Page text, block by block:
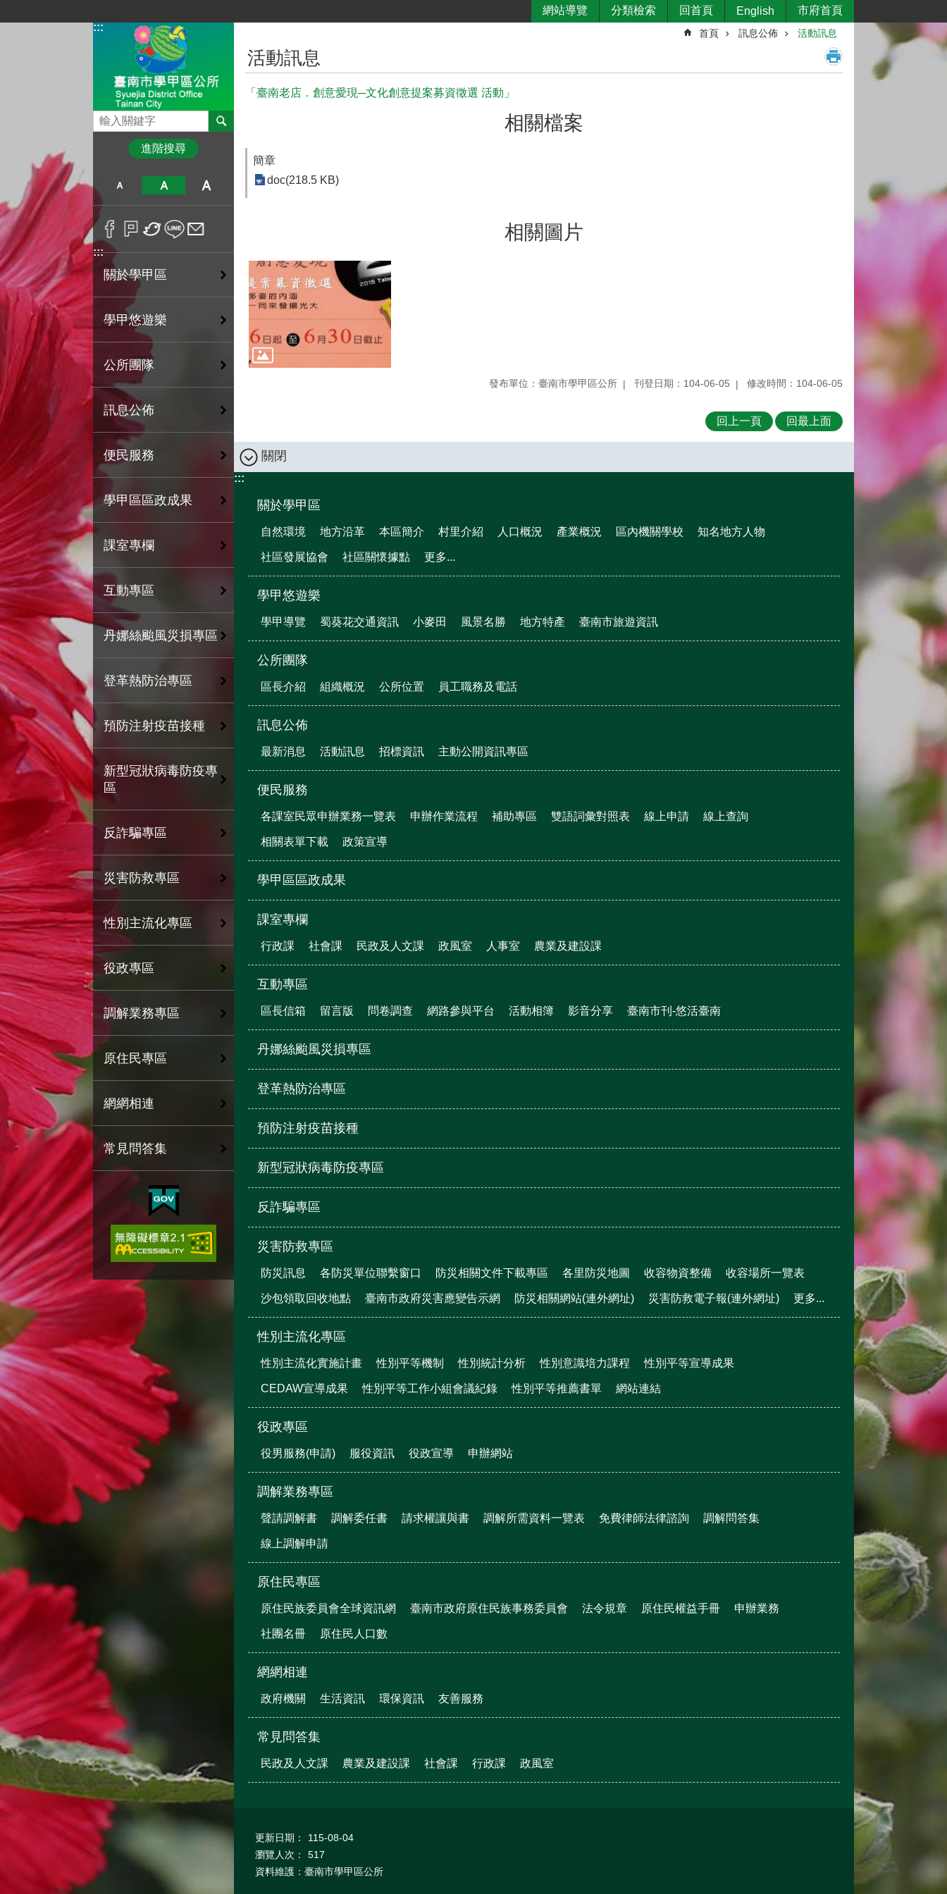
:::
網站導覽 分類檢索 回首頁 English 市府首頁
搜尋
進階搜尋
:::
關於學甲區
學甲悠遊樂
公所團隊
訊息公佈
便民服務
學甲區區政成果
課室專欄
互動專區
丹娜絲颱風災損專區
登革熱防治專區
預防注射疫苗接種
新型冠狀病毒防疫專
區
反詐騙專區
災害防救專區
性別主流化專區
役政專區
調解業務專區
原住民專區
網網相連
常見問答集
首頁 訊息公佈 活動訊息
活動訊息
「臺南老店．創意愛現─文化創意提案募資徵選 活動」
相關檔案
簡章
doc(218.5 KB)
相關圖片
發布單位：臺南市學甲區公所 刊登日期：104-06-05 修改時間：104-06-05
回上一頁 回最上面
關閉
:::
關於學甲區
自然環境 地方沿革 本區簡介 村里介紹 人口概況 產業概況 區內機關學校 知名地方人物
社區發展協會 社區關懷據點 更多...
學甲悠遊樂
學甲導覽 蜀葵花交通資訊 小麥田 風景名勝 地方特產 臺南市旅遊資訊
公所團隊
區長介紹 組織概況 公所位置 員工職務及電話
訊息公佈
最新消息 活動訊息 招標資訊 主動公開資訊專區
便民服務
各課室民眾申辦業務一覽表 申辦作業流程 補助專區 雙語詞彙對照表 線上申請 線上查詢
相關表單下載 政策宣導
學甲區區政成果
課室專欄
行政課 社會課 民政及人文課 政風室 人事室 農業及建設課
互動專區
區長信箱 留言版 問卷調查 網路參與平台 活動相簿 影音分享 臺南市刊-悠活臺南
丹娜絲颱風災損專區
登革熱防治專區
預防注射疫苗接種
新型冠狀病毒防疫專區
反詐騙專區
災害防救專區
防災訊息 各防災單位聯繫窗口 防災相關文件下載專區 各里防災地圖 收容物資整備 收容場所一覽表
沙包領取回收地點 臺南市政府災害應變告示網 防災相關網站(連外網址) 災害防救電子報(連外網址) 更多...
性別主流化專區
性別主流化實施計畫 性別平等機制 性別統計分析 性別意識培力課程 性別平等宣導成果
CEDAW宣導成果 性別平等工作小組會議紀錄 性別平等推薦書單 網站連結
役政專區
役男服務(申請) 服役資訊 役政宣導 申辦網站
調解業務專區
聲請調解書 調解委任書 請求權讓與書 調解所需資料一覽表 免費律師法律諮詢 調解問答集
線上調解申請
原住民專區
原住民族委員會全球資訊網 臺南市政府原住民族事務委員會 法令規章 原住民權益手冊 申辦業務
社團名冊 原住民人口數
網網相連
政府機關 生活資訊 環保資訊 友善服務
常見問答集
民政及人文課 農業及建設課 社會課 行政課 政風室
更新日期：
115-08-04
瀏覽人次：
517
資料維護：臺南市學甲區公所